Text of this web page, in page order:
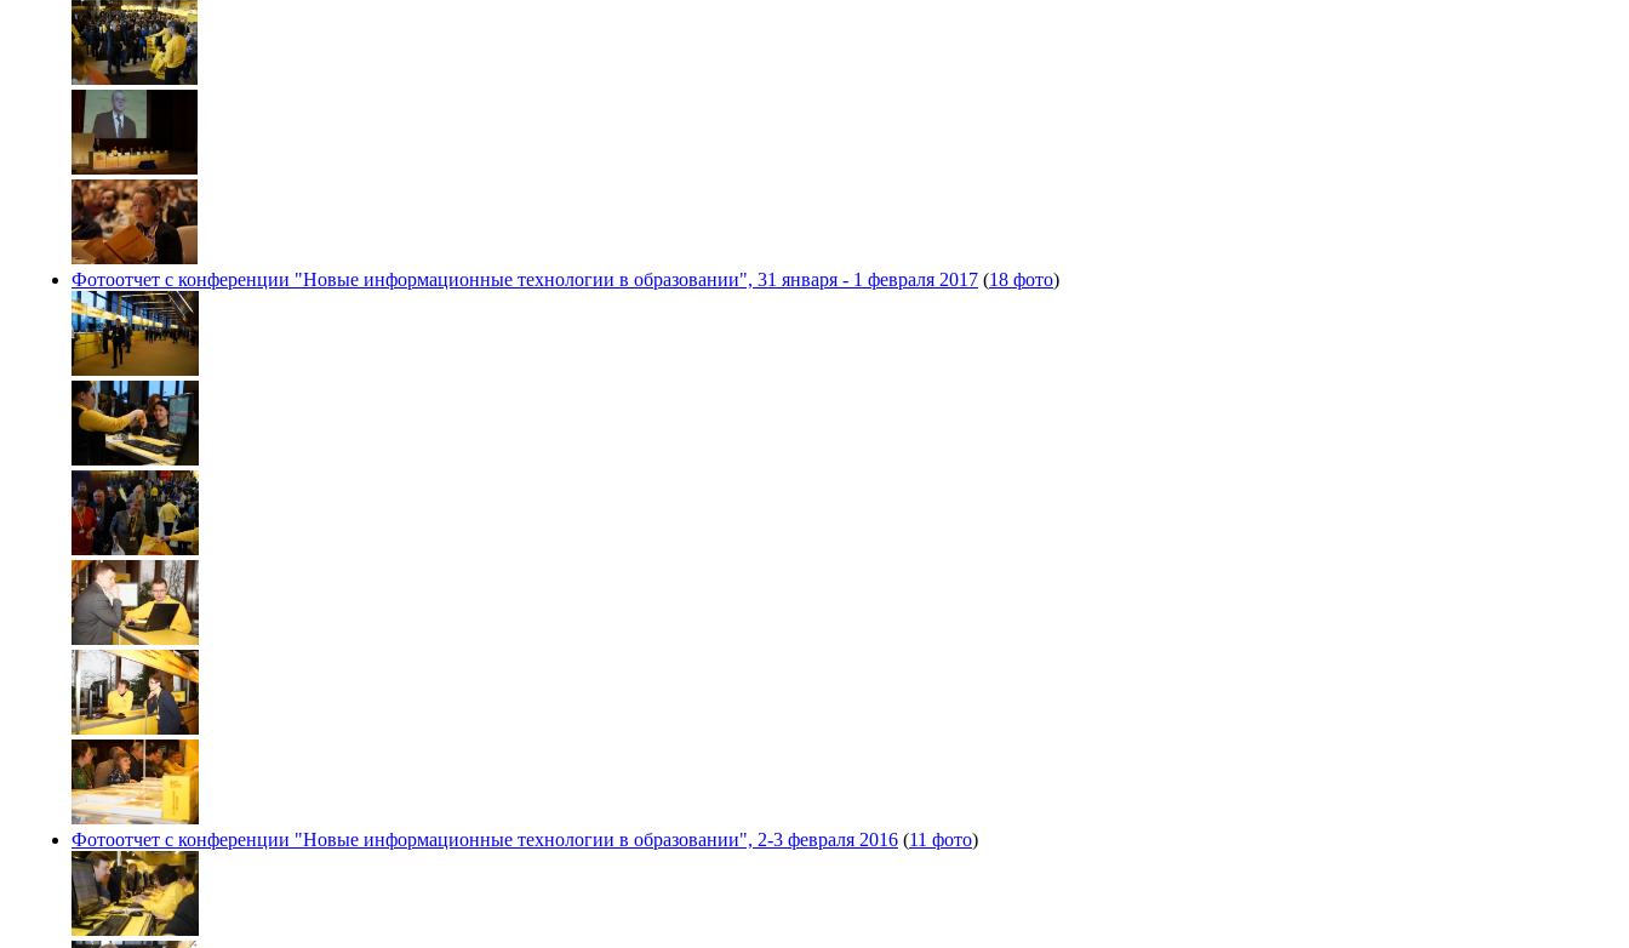
Фотоотчет с конференции "Новые информационные технологии в образовании", 31 января - 1 февраля 2017 (18 фото)
Фотоотчет с конференции "Новые информационные технологии в образовании", 2-3 февраля 2016 (11 фото)